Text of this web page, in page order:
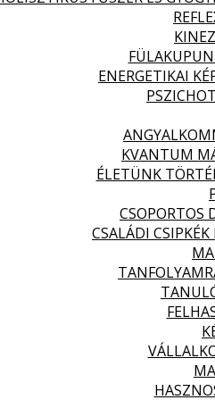
ENERGETIKAI
KVANTUM
ÉLETÜNK
CSOPORTOS
CSALÁDI CSIPKÉK